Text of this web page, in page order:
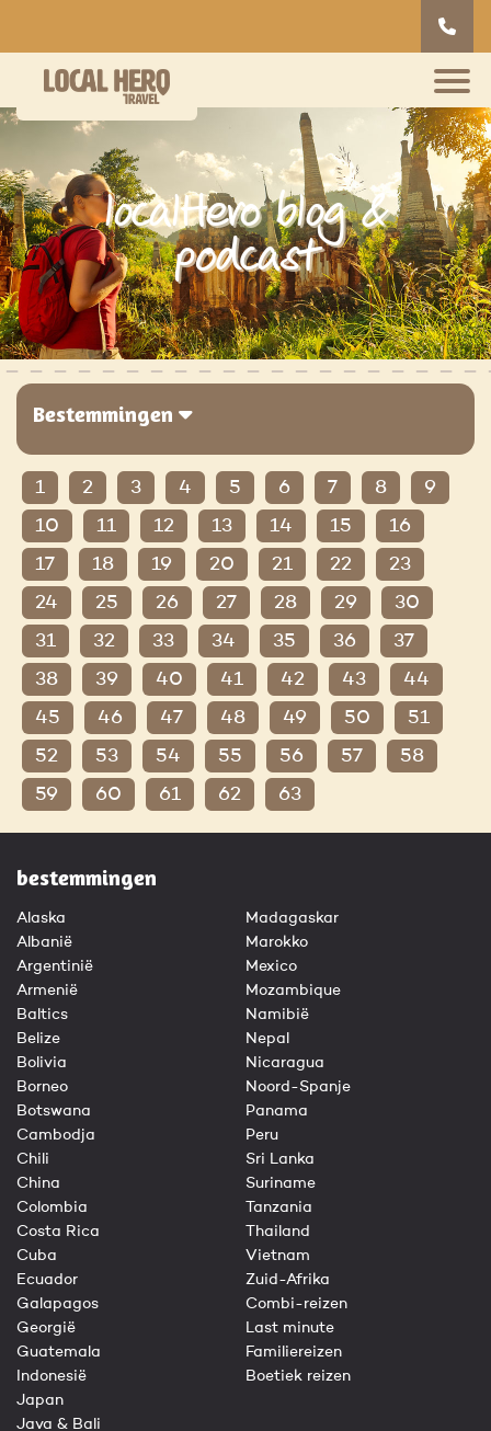
localHero blog &
podcast
Bestemmingen
1 2 3 4 5 6 7 8
9
10
11 12 13 14 15
16
17
18 19 20 21 22
23
24
25 26 27 28 29
30
31
32 33 34 35 36
37
38
39 40 41 42 43
44
45
46 47 48 49 50
51
52
53 54 55 56 57
58
59
60 61 62 63
bestemmingen
Alaska
Albanië
Argentinië
Armenië
Baltics
Belize
Bolivia
Borneo
Botswana
Cambodja
Chili
China
Colombia
Costa Rica
Cuba
Ecuador
Galapagos
Georgië
Guatemala
Indonesië
Japan
Java & Bali
Madagaskar
Marokko
Mexico
Mozambique
Namibië
Nepal
Nicaragua
Noord-Spanje
Panama
Peru
Sri Lanka
Suriname
Tanzania
Thailand
Vietnam
Zuid-Afrika
Combi-reizen
Last minute
Familiereizen
Boetiek reizen